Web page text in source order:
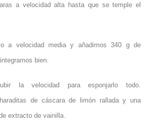
a velocidad alta hasta que se temple el
a velocidad media y añadimos 340 g de
bien.
la velocidad para esponjarlo todo.
de cáscara de limón rallada y una
extracto de vainilla.